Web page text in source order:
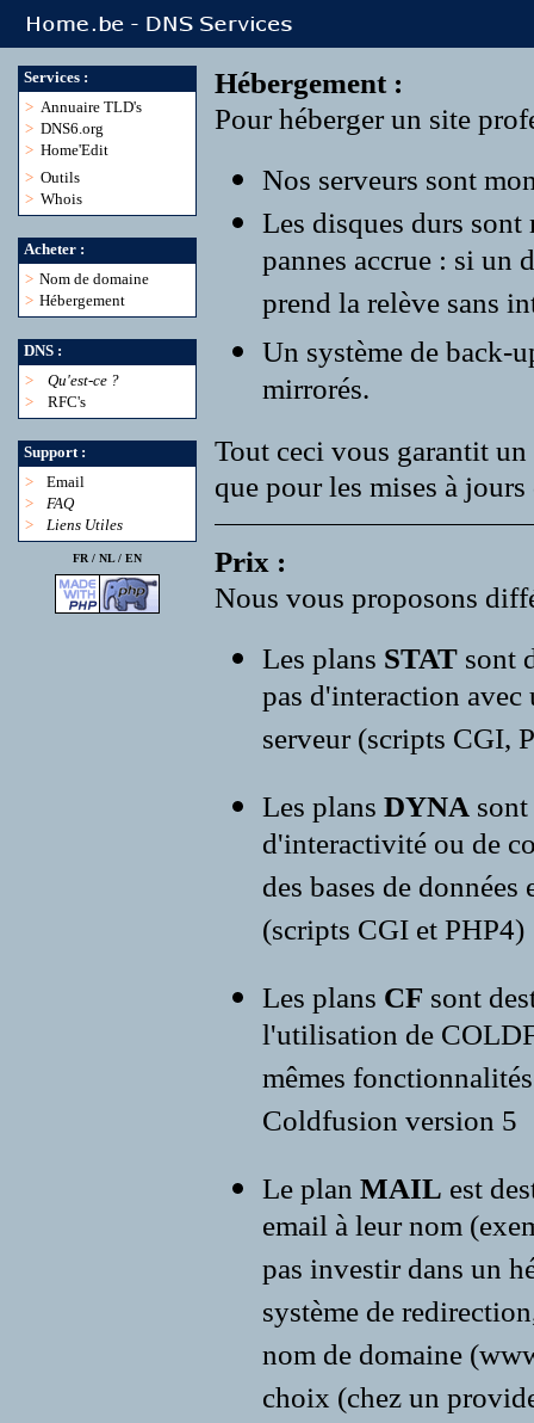
Services :
> Annuaire TLD's
> DNS6.org
> Home'Edit
> Outils
> Whois
Acheter :
> Nom de domaine
> Hébergement
DNS :
>
Qu'est-ce ?
>
RFC's
Support :
>
Email
>
FAQ
>
Liens Utiles
FR / NL/ EN
Hébergement :
Pour héberger un site
Nos serveurs sont
Les disques durs
pannes accrue : si un
prend la relève sans
Un système de back-
mirrorés.
Tout ceci vous garantit
que pour les mises à
Prix :
Nous vous proposons
Les plans STAT sont
pas d'interaction avec
serveur (scripts CGI,
Les plans DYNA
d'interactivité ou de
des bases de
(scripts CGI et PHP4)
Les plans CF sont
l'utilisation de
mêmes
Coldfusion version 5
Le plan MAIL est
email à leur nom
pas investir dans un
système de
nom de domaine
choix (chez un